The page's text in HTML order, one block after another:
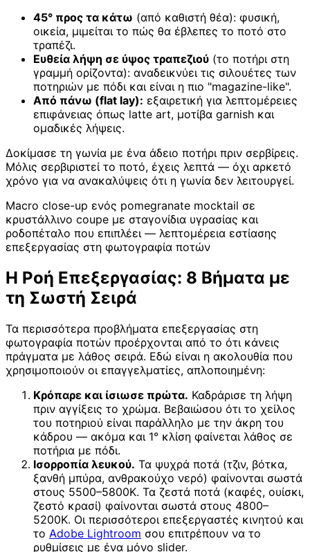
45° προς τα κάτω (από καθιστή θέα): φυσική,
οικεία, μιμείται το πώς θα έβλεπες το ποτό στο
τραπέζι.
Ευθεία λήψη σε ύψος τραπεζιού (το ποτήρι στη
γραμμή ορίζοντα): αναδεικνύει τις σιλουέτες των
ποτηριών με πόδι και είναι η πιο "magazine-like".
Από πάνω (flat lay): εξαιρετική για λεπτομέρειες
επιφάνειας όπως latte art, μοτίβα garnish και
ομαδικές λήψεις.
Δοκίμασε τη γωνία με ένα άδειο ποτήρι πριν σερβίρεις.
Μόλις σερβιριστεί το ποτό, έχεις λεπτά — όχι αρκετό
χρόνο για να ανακαλύψεις ότι η γωνία δεν λειτουργεί.
Macro close-up ενός pomegranate mocktail σε
κρυστάλλινο coupe με σταγονίδια υγρασίας και
ροδοπέταλο που επιπλέει — λεπτομέρεια εστίασης
επεξεργασίας στη φωτογραφία ποτών
Η Ροή Επεξεργασίας: 8 Βήματα με
τη Σωστή Σειρά
Τα περισσότερα προβλήματα επεξεργασίας στη
φωτογραφία ποτών προέρχονται από το ότι κάνεις
πράγματα με λάθος σειρά. Εδώ είναι η ακολουθία που
χρησιμοποιούν οι επαγγελματίες, απλοποιημένη:
Κρόπαρε και ίσιωσε πρώτα. Καδράρισε τη λήψη
πριν αγγίξεις το χρώμα. Βεβαιώσου ότι το χείλος
του ποτηριού είναι παράλληλο με την άκρη του
κάδρου — ακόμα και 1° κλίση φαίνεται λάθος σε
ποτήρια με πόδι.
Ισορροπία λευκού. Τα ψυχρά ποτά (τζιν, βότκα,
ξανθή μπύρα, ανθρακούχο νερό) φαίνονται σωστά
στους 5500–5800K. Τα ζεστά ποτά (καφές, ουίσκι,
ζεστό κρασί) φαίνονται σωστά στους 4800–
5200K. Οι περισσότεροι επεξεργαστές κινητού και
το Adobe Lightroom σου επιτρέπουν να το
ρυθμίσεις με ένα μόνο slider.